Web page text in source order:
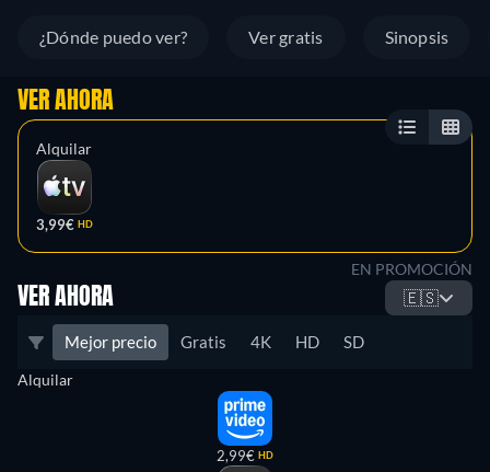
¿Dónde puedo ver? Ver gratis Sinopsis
VER AHORA
Alquilar
3,99€ HD
EN PROMOCIÓN
VER AHORA 🇪🇸
Mejor precio Gratis 4K HD SD
Alquilar
2,99€ HD